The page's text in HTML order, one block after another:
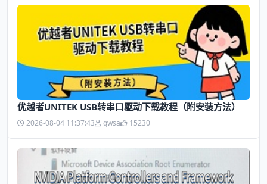
优越者UNITEK USB转串口驱动下载教程（附安装方法）
2026-08-04 11:37:43 qwsa 15230